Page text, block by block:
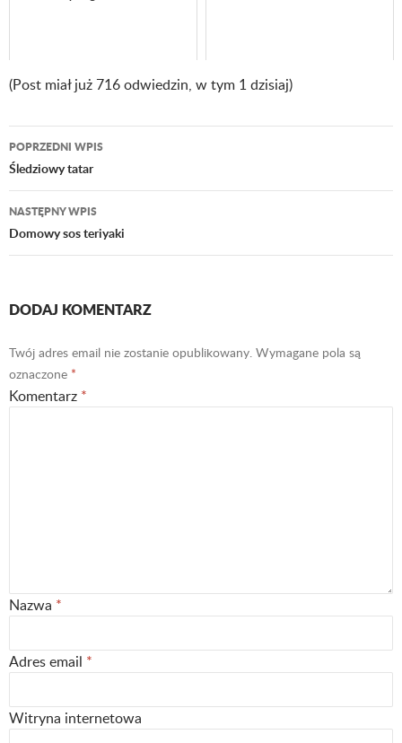
(Post miał już 716 odwiedzin, w tym 1 dzisiaj)
Nawigacja
wpisu
POPRZEDNI WPIS
Śledziowy tatar
NASTĘPNY WPIS
Domowy sos teriyaki
DODAJ KOMENTARZ
Twój adres email nie zostanie opublikowany. Wymagane pola są
oznaczone *
Komentarz *
Nazwa *
Adres email *
Witryna internetowa